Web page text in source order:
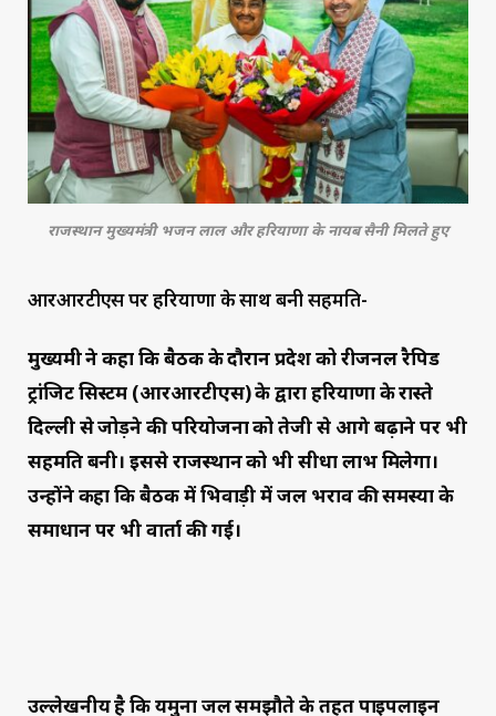
राजस्थान मुख्यमंत्री भजन लाल और हरियाणा के नायब सैनी मिलते हुए
आरआरटीएस पर हरियाणा के साथ बनी सहमति-
मुख्यमंत्री ने कहा कि बैठक के दौरान प्रदेश को रीजनल रैपिड
ट्रांजिट सिस्टम (आरआरटीएस) के द्वारा हरियाणा के रास्ते
दिल्ली से जोड़ने की परियोजना को तेजी से आगे बढ़ाने पर भी
सहमति बनी। इससे राजस्थान को भी सीधा लाभ मिलेगा।
उन्होंने कहा कि बैठक में भिवाड़ी में जल भराव की समस्या के
समाधान पर भी वार्ता की गई।
उल्लेखनीय है कि यमुना जल समझौते के तहत पाइपलाइन